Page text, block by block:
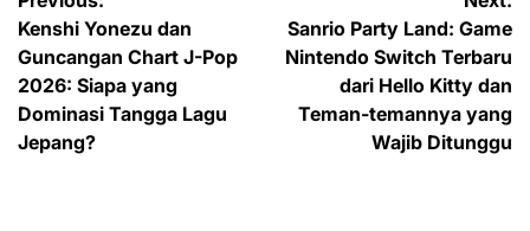
navigation
Kenshi Yonezu dan
Guncangan Chart J-Pop
2026: Siapa yang
Dominasi Tangga Lagu
Jepang?
Sanrio Party Land: Game
Nintendo Switch Terbaru
dari Hello Kitty dan
Teman-temannya yang
Wajib Ditunggu